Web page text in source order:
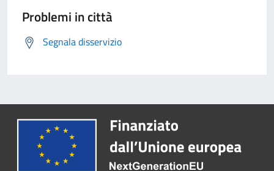
Problemi in città
Segnala disservizio